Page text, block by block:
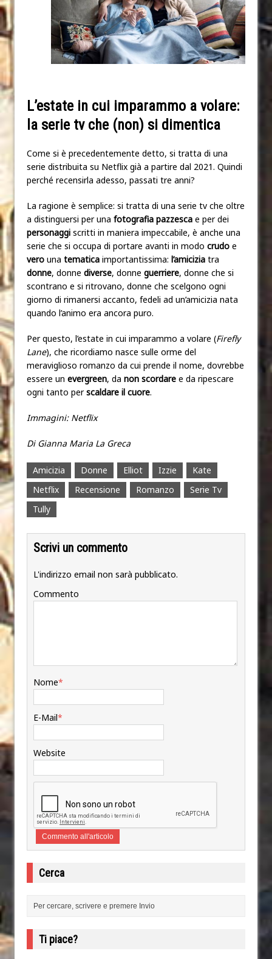
L’estate in cui imparammo a volare:
la serie tv che (non) si dimentica
Come si è precedentemente detto, si tratta di una
serie distribuita su Netflix già a partire dal 2021. Quindi
perché recensirla adesso, passati tre anni?
La ragione è semplice: si tratta di una serie tv che oltre
a distinguersi per una fotografia pazzesca e per dei
personaggi scritti in maniera impeccabile, è anche una
serie che si occupa di portare avanti in modo crudo e
vero una tematica importantissima: l’amicizia tra
donne, donne diverse, donne guerriere, donne che si
scontrano e si ritrovano, donne che scelgono ogni
giorno di rimanersi accanto, fedeli ad un’amicizia nata
quando l’animo era ancora puro.
Per questo, l’estate in cui imparammo a volare (Firefly
Lane), che ricordiamo nasce sulle orme del
meraviglioso romanzo da cui prende il nome, dovrebbe
essere un evergreen, da non scordare e da ripescare
ogni tanto perscaldare il cuore.
Immagini: Netflix
Di Gianna Maria La Greca
Amicizia Donne Elliot Izzie
Kate
Netflix
Recensione Romanzo
Serie Tv
Tully
Scrivi un commento
L'indirizzo email non sarà pubblicato.
Commento
Nome*
E-Mail*
Website
Cerca
Ti piace?